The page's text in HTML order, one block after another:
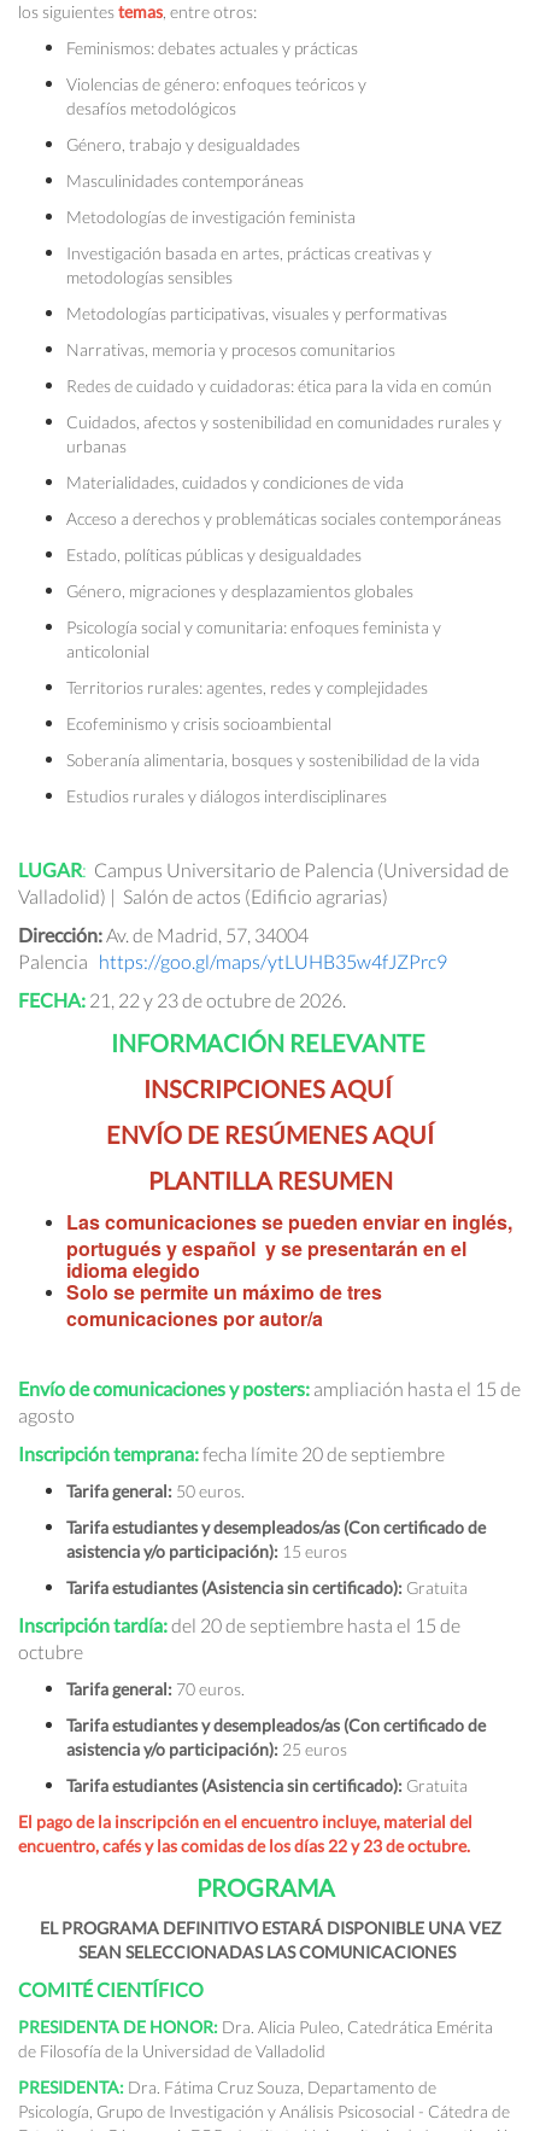
los siguientestemas , entre otros:
Feminismos: debates actuales y prácticas
Violencias de género: enfoques teóricos y
desafíos metodológicos
Género, trabajo y desigualdades
Masculinidades contemporáneas
Metodologías de investigación feminista
Investigación basada en artes, prácticas creativas y
metodologías sensibles
Metodologías participativas, visuales y performativas
Narrativas, memoria y procesos comunitarios
Redes de cuidado y cuidadoras: ética para la vida en común
Cuidados, afectos y sostenibilidad en comunidades rurales y
urbanas
Materialidades, cuidados y condiciones de vida
Acceso a derechos y problemáticas sociales contemporáneas
Estado, políticas públicas y desigualdades
Género, migraciones y desplazamientos globales
Psicología social y comunitaria: enfoques feminista y
anticolonial
Territorios rurales: agentes, redes y complejidades
Ecofeminismo y crisis socioambiental
Soberanía alimentaria, bosques y sostenibilidad de la vida
Estudios rurales y diálogos interdisciplinares
LUGAR: Campus Universitario de Palencia (Universidad de
Valladolid) | Salón de actos (Edificio agrarias)
Dirección:Av. de Madrid, 57, 34004
Palencia https://goo.gl/maps/ytLUHB35w4fJZPrc9
FECHA: 21, 22 y 23 de octubre de 2026.
INFORMACIÓN RELEVANTE
INSCRIPCIONES AQUÍ
ENVÍO DE RESÚMENES AQUÍ
PLANTILLA RESUMEN
Las comunicaciones se pueden enviar en inglés,
portugués y español y se presentarán en el
idioma elegido
Solo se permite un máximo de tres
comunicaciones por autor/a
Envío de comunicaciones y posters: ampliación hasta el 15 de
agosto
Inscripción temprana:fecha límite 20 de septiembre
Tarifa general: 50 euros.
Tarifa estudiantes y desempleados/as (Con certificado de
asistencia y/o participación): 15 euros
Tarifa estudiantes (Asistencia sin certificado): Gratuita
Inscripción tardía:del 20 de septiembre hasta el 15 de
octubre
Tarifa general: 70 euros.
Tarifa estudiantes y desempleados/as (Con certificado de
asistencia y/o participación): 25 euros
Tarifa estudiantes (Asistencia sin certificado): Gratuita
El pago de la inscripción en el encuentro incluye, material del
encuentro, cafés y las comidas de los días 22 y 23 de octubre.
PROGRAMA
EL PROGRAMA DEFINITIVO ESTARÁ DISPONIBLE UNA VEZ
SEAN SELECCIONADAS LAS COMUNICACIONES
COMITÉ CIENTÍFICO
PRESIDENTA DE HONOR: Dra. Alicia Puleo, Catedrática Emérita
de Filosofía de la Universidad de Valladolid
PRESIDENTA: Dra. Fátima Cruz Souza, Departamento de
Psicología, Grupo de Investigación y Análisis Psicosocial - Cátedra de